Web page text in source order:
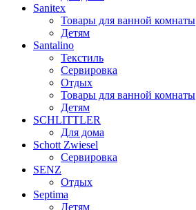
Sanitex
Товары для ванной комнаты
Детям
Santalino
Текстиль
Сервировка
Отдых
Товары для ванной комнаты
Детям
SCHLITTLER
Для дома
Schott Zwiesel
Сервировка
SENZ
Отдых
Septima
Детям